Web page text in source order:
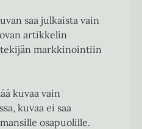
saa julkaista vain
artikkelin
markkinointiin
kuvaa vain
kuvaa ei saa
osapuolille.